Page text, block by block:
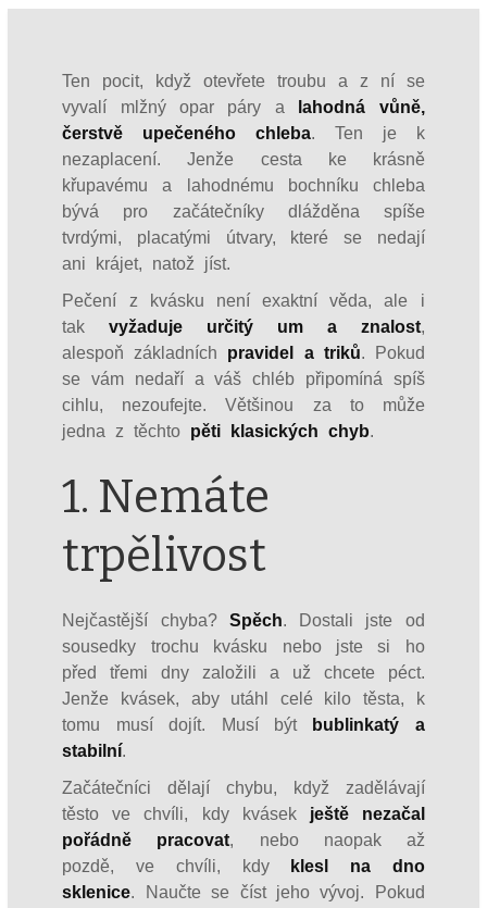
Ten pocit, když otevřete troubu a z ní se
vyvalí mlžný opar páry a
lahodná vůně,
čerstvě upečeného chleba. Ten je k
nezaplacení. Jenže cesta ke krásně
křupavému a lahodnému bochníku chleba
bývá pro začátečníky dlážděna spíše
tvrdými, placatými útvary, které se nedají
ani krájet, natož jíst.
Pečení z kvásku není exaktní věda, ale i
tak vyžaduje určitý um a znalost,
alespoň základních pravidel a triků. Pokud
se vám nedaří a váš chléb připomíná spíš
cihlu, nezoufejte. Většinou za to může
jedna z těchto pěti klasických chyb.
1. Nemáte
trpělivost
Nejčastější chyba? Spěch. Dostali jste od
sousedky trochu kvásku nebo jste si ho
před třemi dny založili a už chcete péct.
Jenže kvásek, aby utáhl celé kilo těsta, k
tomu musí dojít. Musí být
bublinkatý a
stabilní.
Začátečníci dělají chybu, když zadělávají
těsto ve chvíli, kdy kvásek ještě nezačal
pořádně pracovat, nebo naopak až
pozdě, ve chvíli, kdy
klesl na dno
sklenice. Naučte se číst jeho vývoj. Pokud